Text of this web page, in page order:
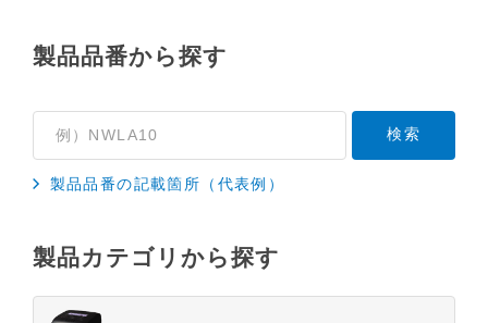
製品品番から探す
製品品番の記載箇所（代表例）
製品カテゴリから探す